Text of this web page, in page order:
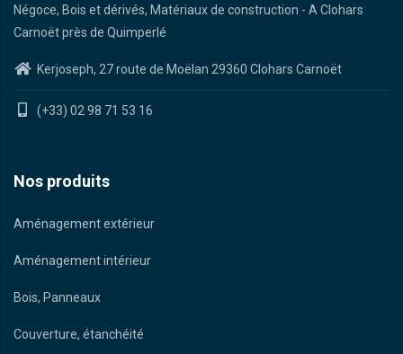
Négoce, Bois et dérivés, Matériaux de construction - A Clohars
Carnoët près de Quimperlé
Kerjoseph, 27 route de Moëlan 29360 Clohars Carnoët
(+33) 02 98 71 53 16
Nos produits
Aménagement extérieur
Aménagement intérieur
Bois, Panneaux
Couverture, étanchéité